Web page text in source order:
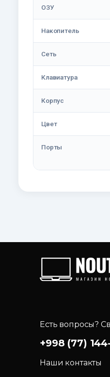
ОЗУ
Накопитель
Сеть
Клавиатура
Корпус
Цвет
Порты
Есть вопросы?
+998 (77)
Наши контакты